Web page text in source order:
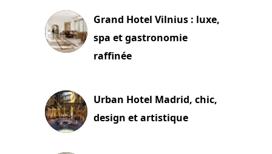
Grand Hotel Vilnius : luxe,
spa et gastronomie
raffinée
Urban Hotel Madrid, chic,
design et artistique